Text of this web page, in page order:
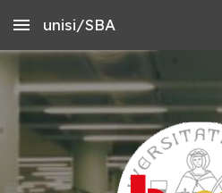
Skip to main content
unisi/SBA